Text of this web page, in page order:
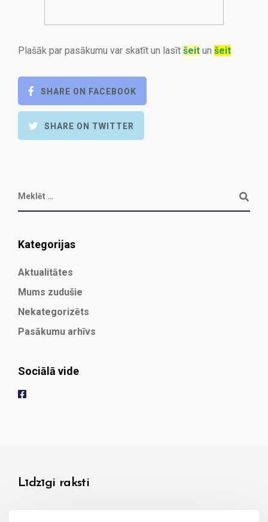
Plašāk par pasākumu var skatīt un lasīt šeit un šeit
SHARE ON FACEBOOK
SHARE ON TWITTER
Kategorijas
Aktualitātes
Mums zudušie
Nekategorizēts
Pasākumu arhīvs
Sociālā vide
Līdzīgi raksti